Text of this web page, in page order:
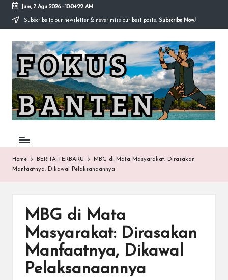
Skip
content
Jum, 7 Agu 2026- 10:04:23 AM
Subscribe to our newsletter & never miss our best posts. Subscribe Now!
F
O
K
U
S-
B
A
N
Home BERITA TERBARU
MBG di Mata Masyarakat: Dirasakan
Manfaatnya, Dikawal Pelaksanaannya
MBG di Mata
Masyarakat: Dirasakan
Manfaatnya, Dikawal
Pelaksanaannya